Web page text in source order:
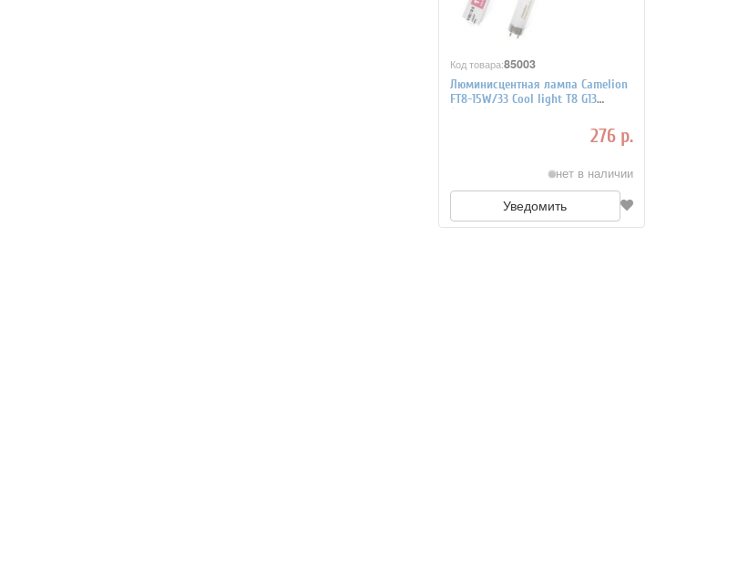
Код товара:85003
Люминисцентная лампа Camelion
FT8-15W/33 Cool light T8 G13
(4200K)
276 р.
нет в наличии
Уведомить